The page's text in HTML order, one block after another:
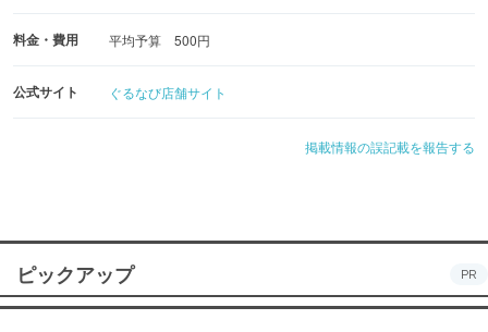
料金・費用 平均予算 500円
公式サイト ぐるなび店舗サイト
掲載情報の誤記載を報告する
ピックアップ PR